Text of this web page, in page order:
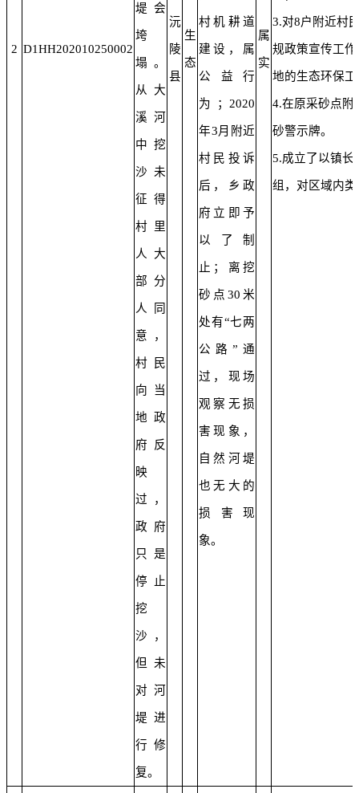
2 D1HH202010250002
堤会
垮
塌。
从大
溪河
中挖
沙未
征得
村里
人大
部分
人同
意，
村民
向当
地政
府反
映
过，
政府
只是
停止
挖
沙，
但未
对河
堤进
行修
复。
沅
陵
县
生
态
村机耕道
建设，属
公益行
为；2020
年3月附近
村民投诉
后，乡政
府立即予
以了制
止；离挖
砂点30米
处有“七两
公路”通
过，现场
观察无损
害现象，
自然河堤
也无大的
损害现
象。
属
实
3.对8户附近村
规政策宣传工
地的生态环保工
4.在原采砂点附
砂警示牌。
5.成立了以镇长
组，对区域内